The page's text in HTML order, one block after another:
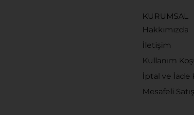
KURUMSAL
Hakkımızda
İletişim
Kullanım
İptal ve İade
Mesafeli